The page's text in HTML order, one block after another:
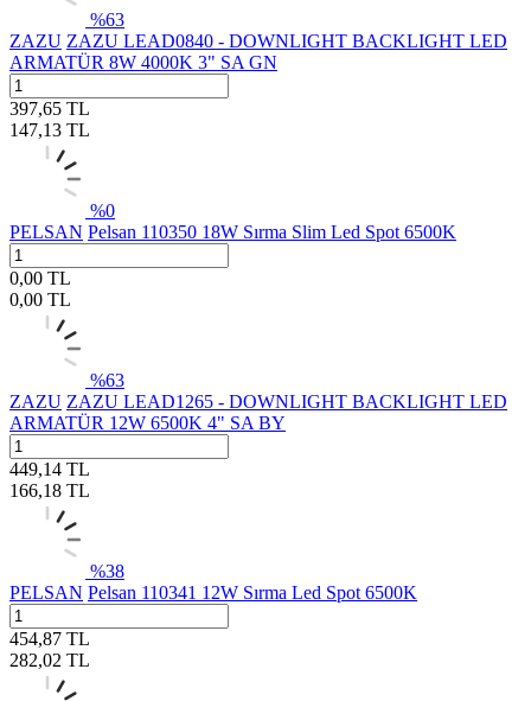
%63
ZAZU ZAZU LEAD0840 - DOWNLIGHT BACKLIGHT LED
ARMATÜR 8W 4000K 3" SA GN
397,65 TL
147,13 TL
%0
PELSAN Pelsan 110350 18W Sırma Slim Led Spot 6500K
0,00 TL
0,00 TL
%63
ZAZU ZAZU LEAD1265 - DOWNLIGHT BACKLIGHT LED
ARMATÜR 12W 6500K 4" SA BY
449,14 TL
166,18 TL
%38
PELSAN Pelsan 110341 12W Sırma Led Spot 6500K
454,87 TL
282,02 TL